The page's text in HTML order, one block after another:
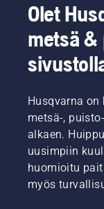
Olet
metsä
Husqvarna
metsä-,
alkaen.
uusimpiin
huomioitu
myös